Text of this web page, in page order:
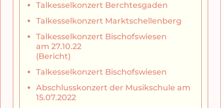
Talkesselkonzert Berchtesgaden
Talkesselkonzert Marktschellenberg
Talkesselkonzert Bischofswiesen
am 27.10.22
(Bericht)
Talkesselkonzert Bischofswiesen
Abschlusskonzert der Musikschule am
15.07.2022